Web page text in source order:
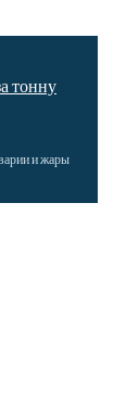
тонну
и жары